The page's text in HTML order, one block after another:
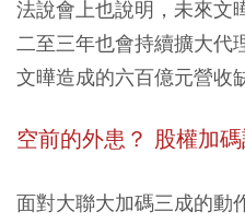
法說會上也說明，未來文
二至三年也會持續擴大代
文曄造成的六百億元營收
空前的外患？ 股權加碼
面對大聯大加碼三成的動